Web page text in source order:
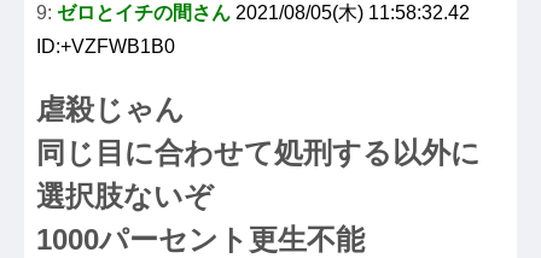
9: ゼロとイチの間さん 2021/08/05(木) 11:58:32.42
ID:+VZFWB1B0
虐殺じゃん
同じ目に合わせて処刑する以外に
選択肢ないぞ
1000パーセント更生不能